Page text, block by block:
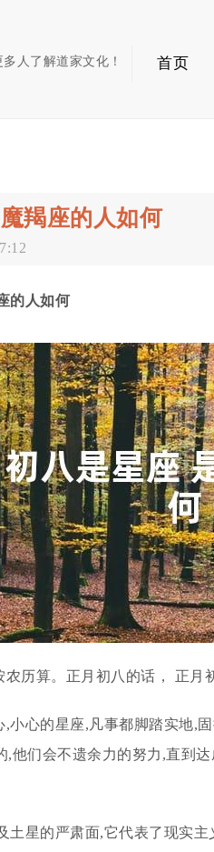
多人了解道家文化！ 首页
羯座的人如何
的人如何
历算。正月初八的话， 正月
,小心的星座,凡事都脚踏实地,
,他们会不遗余力的努力,直到
土星的严肃面,它代表了现实